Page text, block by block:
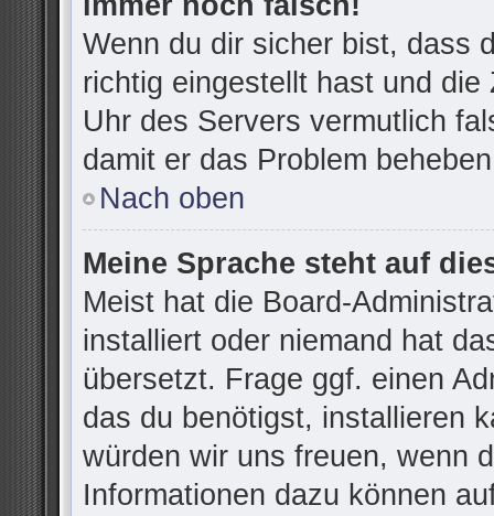
Wenn du dir sicher bist, dass
richtig eingestellt hast und
Uhr des Servers vermutlich
damit er das Problem
Nach oben
Meine Sprache steht auf
Meist hat die Board-
installiert oder niemand hat
übersetzt. Frage ggf. einen
das du benötigst, installieren
würden wir uns freuen, wenn
Informationen dazu können